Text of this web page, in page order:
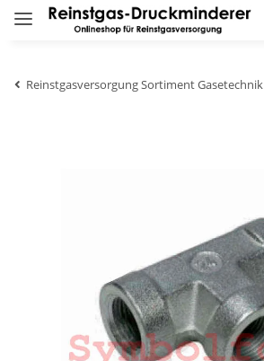
Reinstgasversorgung Sortiment Gasetechnik